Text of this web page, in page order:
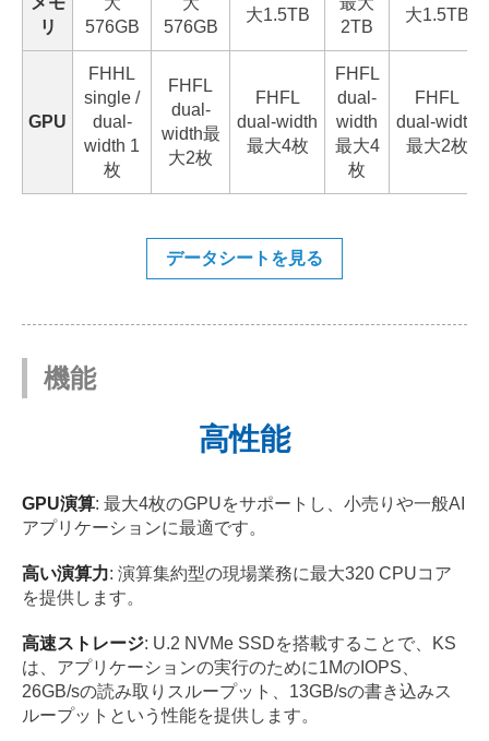
リ
576GB
576GB
大1.5TB
2TB
大1.5TB
GPU
FHHL
single /
dual-
width 1
枚
FHFL
dual-
width最
大2枚
FHFL
dual-width
最大4枚
FHFL
dual-
width
最大4
枚
FHFL
dual-width
最大2枚
データシートを見る
機能
高性能
GPU演算: 最大4枚のGPUをサポートし、小売りや一般AI
アプリケーションに最適です。
高い演算力: 演算集約型の現場業務に最大320 CPUコア
を提供します。
高速ストレージ: U.2 NVMe SSDを搭載することで、KS
は、アプリケーションの実行のために1MのIOPS、
26GB/sの読み取りスループット、13GB/sの書き込みス
ループットという性能を提供します。